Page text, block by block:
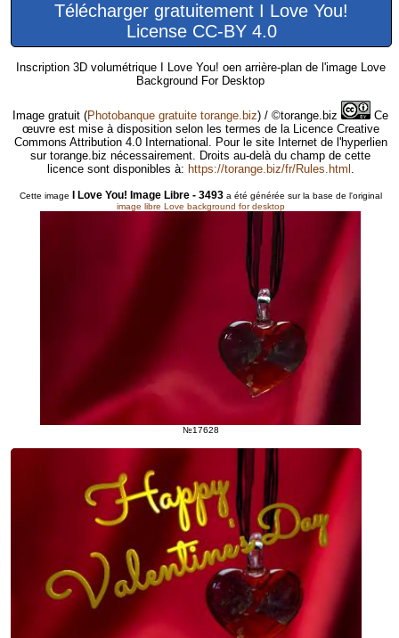
Télécharger gratuitement I Love You!
License CC-BY 4.0
Inscription 3D volumétrique I Love You! oen arrière-plan de l'image Love
Background For Desktop
Image gratuit (Photobanque gratuite torange.biz) / ©torange.biz
Ce
œuvre est mise à disposition selon les termes de la Licence Creative
Commons Attribution 4.0 International. Pour le site Internet de l'hyperlien
sur torange.biz nécessairement. Droits au-delà du champ de cette
licence sont disponibles à: https://torange.biz/fr/Rules.html .
Cette image I Love You! Image Libre - 3493a été générée sur la base de l'original
image libre Love background for desktop
№17628